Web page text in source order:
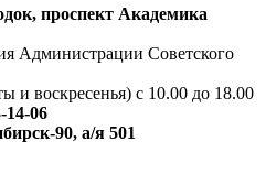
проспект Академика
Администрации Советского
воскресенья) с 10.00 до 18.00
14-06
90, а/я 501